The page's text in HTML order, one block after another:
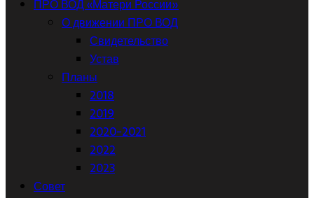
ПРО ВОД «Матери России»
О движении ПРО ВОД
Свидетельство
Устав
Планы
2018
2019
2020-2021
2022
2023
Совет